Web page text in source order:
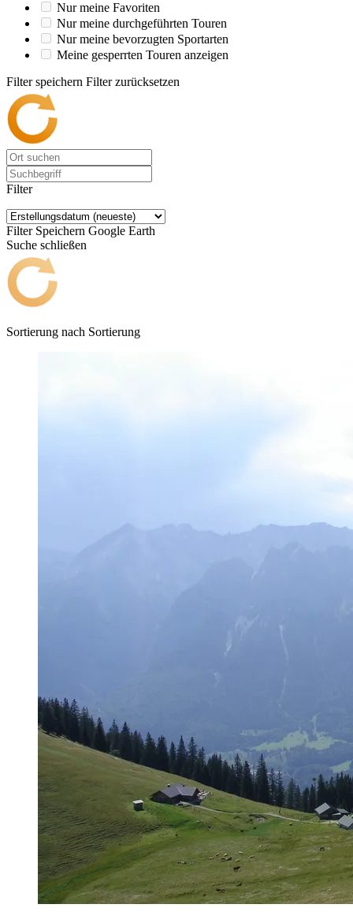
Nur meine Favoriten
Nur meine durchgeführten Touren
Nur meine bevorzugten Sportarten
Meine gesperrten Touren anzeigen
Filter speichern Filter zurücksetzen
Filter
Filter Speichern Google Earth
Suche schließen
Sortierung nach Sortierung